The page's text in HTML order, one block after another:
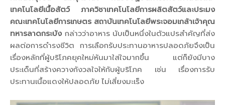
เทคโนโลยีเนื้อสัตว์ ภาควิชาเทคโนโลยีการผลิตสัตว์และประมง
คณะเทคโนโลยีการเกษตร สถาบันเทคโนโลยีพระจอมเกล้าเจ้าคุณ
ทหารลาดกระบัง กล่าวว่าอาหาร นับเป็นหนึ่งในตัวแปรสำคัญที่ส่ง
ผลต่อการดำรงชีวิต การเลือกรับประทานอาหารปลอดภัยจึงเป็น
เรื่องหลักที่ผู้บริโภคยุคใหม่หันมาใส่ใจมากขึ้น แต่ก็ยังมีบาง
ประเด็นที่สร้างควางกังวลใจให้กับผู้บริโภค เช่น เรื่องการรับ
ประทานเนื้อแดงให้ปลอดภัย ไม่เสี่ยงมะเร็ง